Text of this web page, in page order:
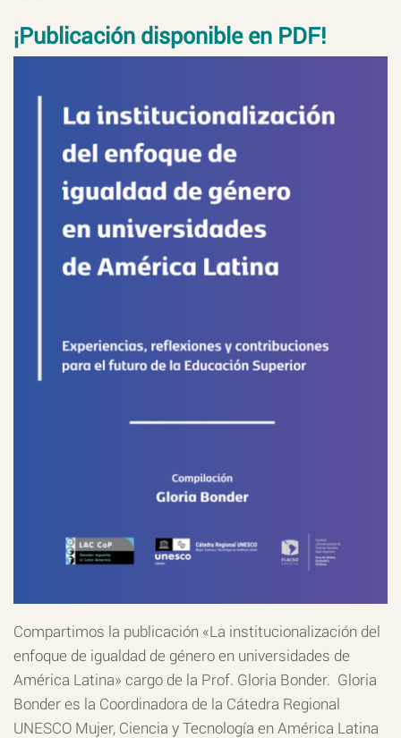
¡Publicación disponible en PDF!
Compartimos la publicación «La institucionalización del
enfoque de igualdad de género en universidades de
América Latina» cargo de la Prof. Gloria Bonder. Gloria
Bonder es la Coordinadora de la Cátedra Regional
UNESCO Mujer, Ciencia y Tecnología en América Latina